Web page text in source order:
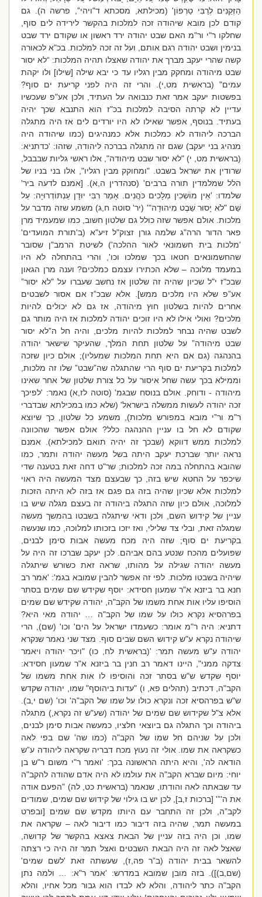
הַזְּקֵנִים לְרַבִּי טַרְפוֹן' (מכילתא, מסכתא ד"ויהי”, פרשה ה). גם
קודם לכן מובא שיהודה זכה למלכות בהקשר לירידה לים סוף,
שחלקו ר"י ור"מ האם שבט יהודה ירד ראשון או שקודם ירד שבט
בנימין ושבט יהודה רגם אותם, ועל זה זכה למלכות. בכ"א לכאורה
קשה שהרי יעקב מברך את יהודה שאצלו תהיה המלכות: “לא יסור
שבט מיהודה ומחקק מבין רגליו עד כי יבא שילה [שילו] ולו יקהת
עמים" (בראשית מט,י). והרי זה היה לפני קריעת ים סוף?
בפשטות יעקב אמר זאת כנבואה על העתיד, ולכן אע"פ שעכשיו
עדיין לא קרתה הסיבה למלכות בכ"ז הוא התנבא שכך יהיה
בעתיד. בנוסף, אפשר שאילו לא היו יורדים לים אז היה מתגלה
הברכה ליהודה לא כמלכות אלא כמנהיגים (כמו שיהודה היה
מנהיג בני יעקב) שגם זה מתגלה בברכה ליהודה, שזהו: 'כדתניא:
(בראשית מט, י) "לא יסור שבט מיהודה", אלו ראשי גליות שבבבל,
שרודין את ישראל בשבט. "ומחוקק מבין רגליו", אלו בני בניו של
הלל שמלמדין תורה ברבים' (סנהדרין ה,א). [אמנם לדעה ביר'
שלמדו: 'אֵין מוֹשְׁכִין מְלָכִים כֹּהֲנִים. אָמַר רִבִּי יוּדָן עַנְתּוֹדְרוּיָה: עַל
שֵׁם "לֹא יָסוּר שֵׁבֶט מִיהוּדָה"' (יר' סוטה ח,ג) משמע שזה מדבר על
מלכות. אולם אפשר שזה כולל גם שלטון חשוב, כמו שמעמיד מרן
פאר הדור הרה"ג שלמה גורן זצוק"ל זיע"א (ב'תורת המועדים'
'מלכות בית חשמונאי לאור ההלכה') לשיטת הרמב"ן שסובר
שהחשמונאים חטאו בכך שמלכו וכו', והרי בהתחלה לא היו
במעמד מלוכה – שלא הכתירו עצמם כמלכים? וענה מרן הגאון
שבכ"ז י"ל שכיון שהיה זה שלטון אז נחשב שעברו על "לא יסור”
אע”פ שלא היו מלכים ממש]. אלא שבכ”ז אם אסור לשבטים
אחרים להיות בשלטון חוץ מיהודה, אז גם לא יכולים להיות
מלכים? ואולי אילו לא היו זוכים יהודה למלכות אז היה מותר גם
לשבט שהיה נבחר למלכות להיות מלכים, והיה חל ה”לא יסור
שבט מיהודה” על שלטון תחת המלך, שהעיקר שישאר יהודה
בהנהגה (גם אם היא תחת המלכות שמעליו); אולם כיון שזכה
למלכות בקריעת ים סוף הרי שהתגלה שה”שבט” שלו זה מלכות,
וממילא בכך עשה שחל איסור על כל צורת שלטון של אחר שאינו
מיהודה - ודוחק. אולם בנוסח שבגמ' (סוטה לז,א) נאמר: 'לפיכך
זכה יהודה לעשות ממשלה בישראל' (שלא כמו במכילתא שבדברי
ר"מ ור”י מובא במפורש מלכות), משמע כל שלטון, כך שיוצא
שקודם לא חל בו עניין ההנהגה כלל? אולם אפשר שהכוונה
למלכות ממש דווקא (שבכך זה יהיה תואם למכילתא). אמנם
נראה יותר שברכת יעקב היתה בשל מעשה יהודה ותמר, כמו
שהובא בהתחלה במה זכה למלכות; שר"ט דחה זאת בטענה שדי
שיכפר על החטא שיש בזה, כך שבעצם מצד המעשה היה ראוי
למלכות אלא שכיון שהיה בזה גם פגם אז בזה לא היתה הזכות
למלוכה, אולם כיון שזה התגלה ביהודה זה בעצם מגלה שיש בו
עניין של קידוש השם, ולכן ודאי שיתגלה בשבטו בהמשך מעשה
שמגלה זאת, ובלי צד שלילי, ואז יזכו בזכותו למלוכה, כמו שנעשה
בקריעת ים סוף; שזה היה מכח מעשה אבות סימן לבנים,
שפועלים מהכח שנטע בהם אביהם. לכן יעקב שברכו זה היה על
מעשה יהודה שגילה על מהותו, שראה זאת כשורש שיתגלה
שיהיה בשבטו מלכות. לפי זה אפשר להבין שמובא בגמ': 'אמר רב
חנא בר ביזנא א"ר שמעון חסידא: יוסף שקידש שם שמים בסתר
הוסיפו עליו אות אחת משמו של הקב"ה, יהודה שקידש שם שמים
בפרהסיא נקרא כולו על שמו של הקב"ה … יהודה מאי היא?
דתניא: היה ר"מ אומר: כשעמדו ישראל על הים' וכו' (שם), הרי
שיהודה נקרא ע"ש קידוש השם שבים סוף. מצד שני נאמר שנקרא
יהודה ע"ש מעשה תמר: '(בראשית לח, כו) "ויכר יהודה ויאמר
צדקה ממני", היינו דאמר רב חנין בר ביזנא א"ר שמעון חסידא:
יוסף שקדש ש"ש בסתר זכה והוסיפו לו אות אחת משמו של
הקב"ה, דכתיב (תהלים פא, ו) "עדות ביהוסף" שמו, יהודה שקדש
ש"ש בפרהסיא זכה ונקרא כולו על שמו של הקב"ה' וכו' (שם י,ב).
אלא צ"ל שקידוש שם שמים של יהודה (שע"ש זה נקרא,) מתגלה
ביהודה וכך התגלה גם ביוצאי חלציו, כמעשה אבות סימן לבנים,
ולכן על שניהם חל שמו של הקב"ה (כמו שה' שם בפי לאה
כשקראה את שמו. אולי זה נעוץ מכח דבריה שקראה ליהודה ע”ש
הודאה לה', והיא היתה הראשונה בכך: 'ואמר ר"י משום ר"ש בן
יוחי: מיום שברא הקב"ה את עולמו לא היה אדם שהודה להקב"ה
עד שבאתה לאה והודתו, שנאמר (בראשית כט, לה) "הפעם אודה
את ה'”' [ברכות ז,ב], לכן יש בו גילוי של קידוש שם שמים, שמודים
לקב”ה, ולכן זה התחבר עם היותו מקדש שם שמים [ובפרט
במעשה תמר, שהיה בזה דיבור כמו דיבור לאה – שקראה את
שמו, וכן היה בזה עניין של הבאת צאצא בהקשר של קדושה,
שאצל לאה זה היה הבאת השבטים ואצל תמר זה היה כי רצתה
להשאר בבית יהודה (ב”ר פה,ז), שעשתה זאת 'לשם שמים'
(שם,ב)]). בזה מובן שמובא במדרש: 'אמר ר"א: … ולמה נתן
הקב"ה כתר ליהודה, והלא לא לבדו הוא גבור מכל אחיו, והלא